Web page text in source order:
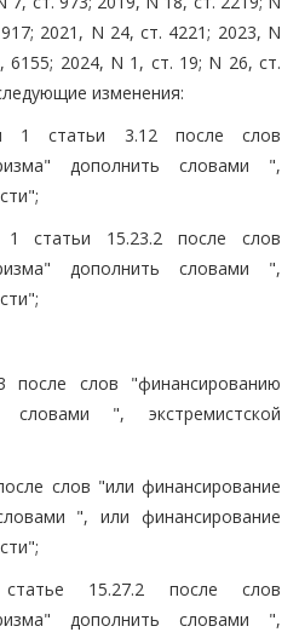
2021, N 24, ст. 4221; 2023, N
6155; 2024, N 1, ст. 19; N 26, ст.
изменения:
1 статьи 3.12 после слов
дополнить словами ",
статьи 15.23.2 после слов
дополнить словами ",
слов "финансированию
словами ", экстремистской
слов "или финансирование
", или финансирование
15.27.2 после слов
дополнить словами ",